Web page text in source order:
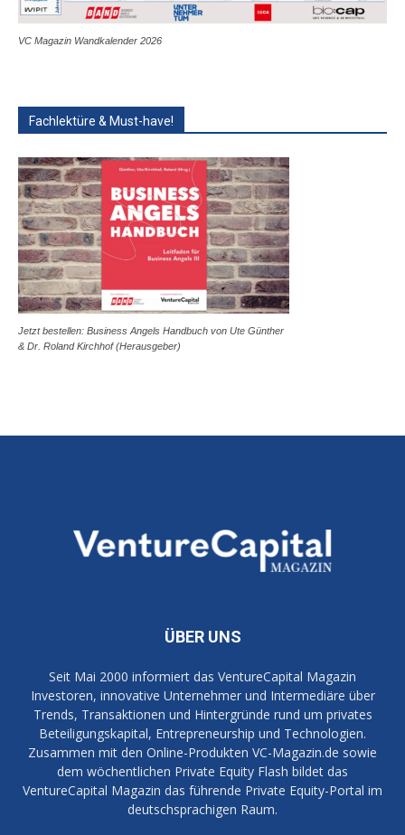
VC Magazin Wandkalender 2026
Fachlektüre & Must-have!
Jetzt bestellen: Business Angels Handbuch von Ute Günther
& Dr. Roland Kirchhof (Herausgeber)
ÜBER UNS
Seit Mai 2000 informiert das VentureCapital Magazin
Investoren, innovative Unternehmer und Intermediäre über
Trends, Transaktionen und Hintergründe rund um privates
Beteiligungskapital, Entrepreneurship und Technologien.
Zusammen mit den Online-Produkten VC-Magazin.de sowie
dem wöchentlichen Private Equity Flash bildet das
VentureCapital Magazin das führende Private Equity-Portal im
deutschsprachigen Raum.